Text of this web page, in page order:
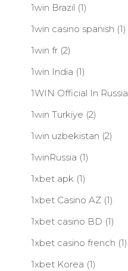
1win Brazil (1)
1win casino spanish (1)
1win fr(2)
1win India (1)
1WIN Official In Russia
1win Turkiye (2)
1win uzbekistan (2)
1winRussia (1)
1xbet apk (1)
1xbet Casino AZ(1)
1xbet casino BD (1)
1xbet casino french (1)
1xbet Korea (1)